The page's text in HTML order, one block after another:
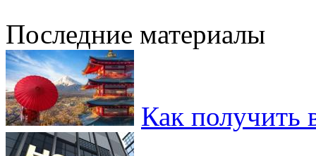
Последние материалы
Как получить